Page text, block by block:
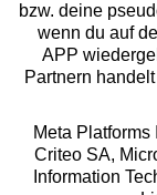
Rechtliches
Alle Preise inkl. MwSt.,
** Bonität
bzw. deine
wenn du auf
APP
Partnern
Meta
Criteo SA,
Information